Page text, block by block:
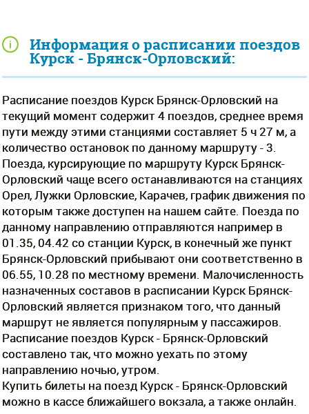
Информация о расписании поездов
Курск - Брянск-Орловский:
Расписание поездов Курск Брянск-Орловский на
текущий момент содержит 4 поездов, среднее время
пути между этими станциями составляет 5 ч 27 м, а
количество остановок по данному маршруту - 3.
Поезда, курсирующие по маршруту Курск Брянск-
Орловский чаще всего останавливаются на станциях
Орел, Лужки Орловские, Карачев, график движения по
которым также доступен на нашем сайте. Поезда по
данному направлению отправляются например в
01.35, 04.42 со станции Курск, в конечный же пункт
Брянск-Орловский прибывают они соответственно в
06.55, 10.28 по местному времени. Малочисленность
назначенных составов в расписании Курск Брянск-
Орловский является признаком того, что данный
маршрут не является популярным у пассажиров.
Расписание поездов Курск - Брянск-Орловский
составлено так, что можно уехать по этому
направлению ночью, утром.
Купить билеты на поезд Курск - Брянск-Орловский
можно в кассе ближайшего вокзала, а также онлайн.